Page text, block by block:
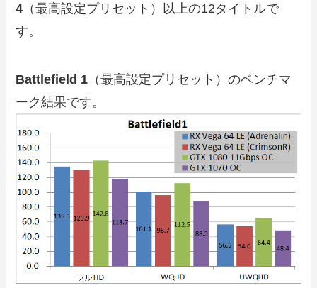
4 （最高設定プリセット）以上の12タイトルで
す。
Battlefield 1 （最高設定プリセット）のベンチマ
ーク結果です。